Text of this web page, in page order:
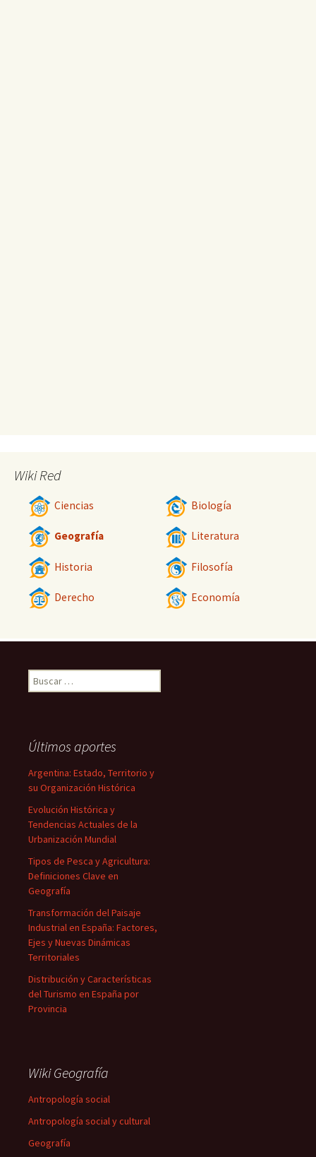
Wiki Red
Ciencias Biología
Geografía Literatura
Historia Filosofía
Derecho Economía
Buscar:
Últimos aportes
Argentina: Estado, Territorio y
su Organización Histórica
Evolución Histórica y
Tendencias Actuales de la
Urbanización Mundial
Tipos de Pesca y Agricultura:
Definiciones Clave en
Geografía
Transformación del Paisaje
Industrial en España: Factores,
Ejes y Nuevas Dinámicas
Territoriales
Distribución y Características
del Turismo en España por
Provincia
Wiki Geografía
Antropología social
Antropología social y cultural
Geografía